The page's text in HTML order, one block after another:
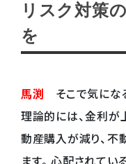
リスク対策
を
馬渕 そこで気にな
理論的には、金利が
動産購入が減り、不